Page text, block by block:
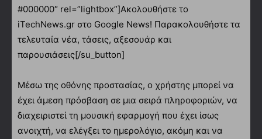
#000000″ rel=”lightbox”]Ακολουθήστε το
iTechNews.gr στο Google News! Παρακολουθήστε τα
τελευταία νέα, τάσεις, αξεσουάρ και
παρουσιάσεις[/su_button]
Μέσω της οθόνης προστασίας, ο χρήστης μπορεί να
έχει άμεση πρόσβαση σε μια σειρά πληροφοριών, να
διαχειριστεί τη μουσική εφαρμογή που έχει ίσως
ανοιχτή, να ελέγξει το ημερολόγιο, ακόμη και να